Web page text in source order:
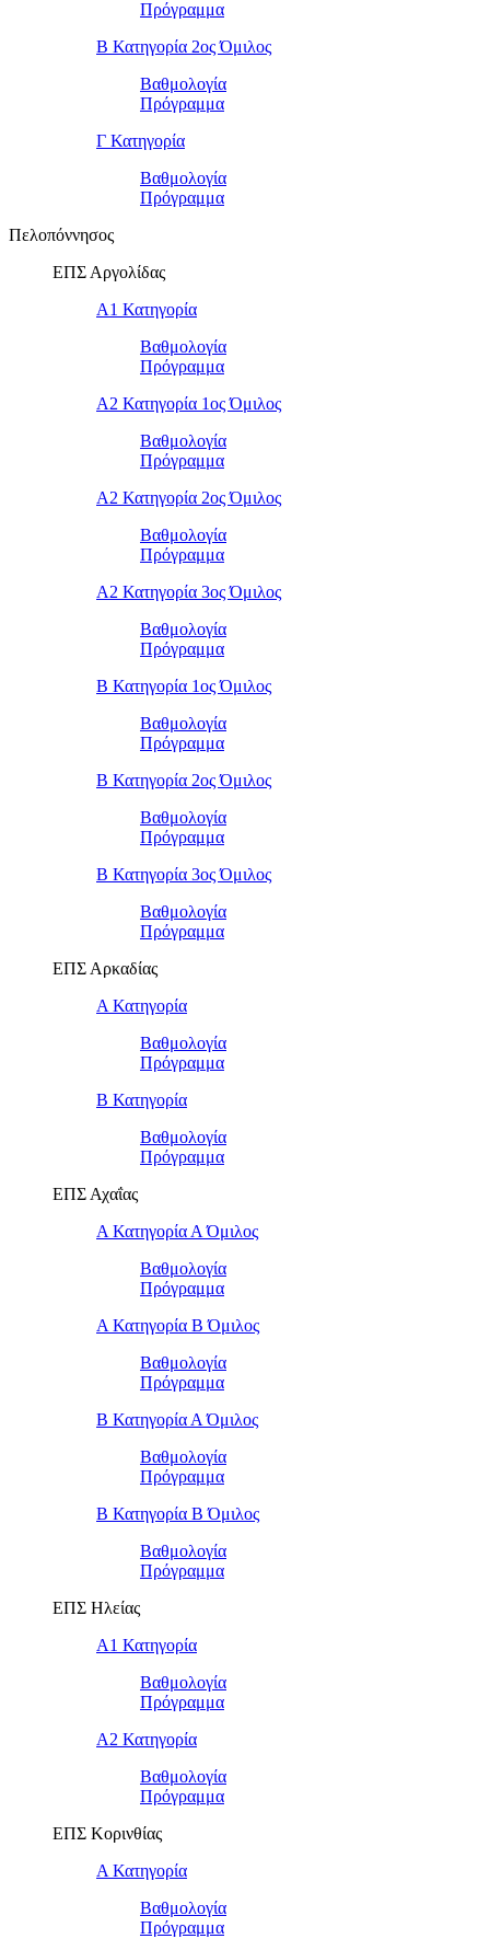
Πρόγραμμα
Β Κατηγορία 2ος Όμιλος
Βαθμολογία
Πρόγραμμα
Γ Κατηγορία
Βαθμολογία
Πρόγραμμα
Πελοπόννησος
ΕΠΣ Αργολίδας
Α1 Κατηγορία
Βαθμολογία
Πρόγραμμα
Α2 Κατηγορία 1ος Όμιλος
Βαθμολογία
Πρόγραμμα
Α2 Κατηγορία 2ος Όμιλος
Βαθμολογία
Πρόγραμμα
Α2 Κατηγορία 3ος Όμιλος
Βαθμολογία
Πρόγραμμα
Β Κατηγορία 1ος Όμιλος
Βαθμολογία
Πρόγραμμα
Β Κατηγορία 2ος Όμιλος
Βαθμολογία
Πρόγραμμα
Β Κατηγορία 3ος Όμιλος
Βαθμολογία
Πρόγραμμα
ΕΠΣ Αρκαδίας
Α Κατηγορία
Βαθμολογία
Πρόγραμμα
Β Κατηγορία
Βαθμολογία
Πρόγραμμα
ΕΠΣ Αχαΐας
Α Κατηγορία Α Όμιλος
Βαθμολογία
Πρόγραμμα
Α Κατηγορία Β Όμιλος
Βαθμολογία
Πρόγραμμα
Β Κατηγορία Α Όμιλος
Βαθμολογία
Πρόγραμμα
Β Κατηγορία Β Όμιλος
Βαθμολογία
Πρόγραμμα
ΕΠΣ Ηλείας
Α1 Κατηγορία
Βαθμολογία
Πρόγραμμα
Α2 Κατηγορία
Βαθμολογία
Πρόγραμμα
ΕΠΣ Κορινθίας
Α Κατηγορία
Βαθμολογία
Πρόγραμμα